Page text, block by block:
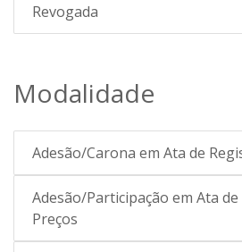
Revogada
Modalidade
Adesão/Carona em Ata de
Adesão/Participação em Ata
Preços